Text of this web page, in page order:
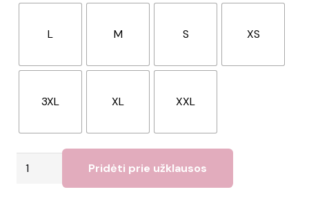
L M S XS
3XL XL XXL
produkto
Pridėti prie užklausos